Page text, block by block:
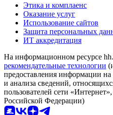
Этика и комплаенс
Оказание услуг
Использование сайтов
Защита персональных
ИТ аккредитация
На информационном ресурсе
рекомендательные технологии
предоставления информации на
и анализа сведений,
пользователей сети
Российской Федерации)